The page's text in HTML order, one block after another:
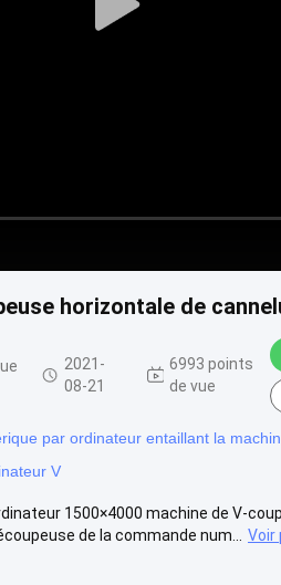
Play
horizontale de
2021-
08-21
6993 points
de vue
par ordinateur entaillant la
V
1500×4000 machine de V-
de la commande num...
Voir